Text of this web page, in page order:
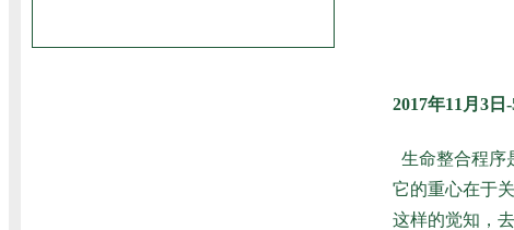
2017年11月3
生命整合程序
它的重心在于
这样的觉知，